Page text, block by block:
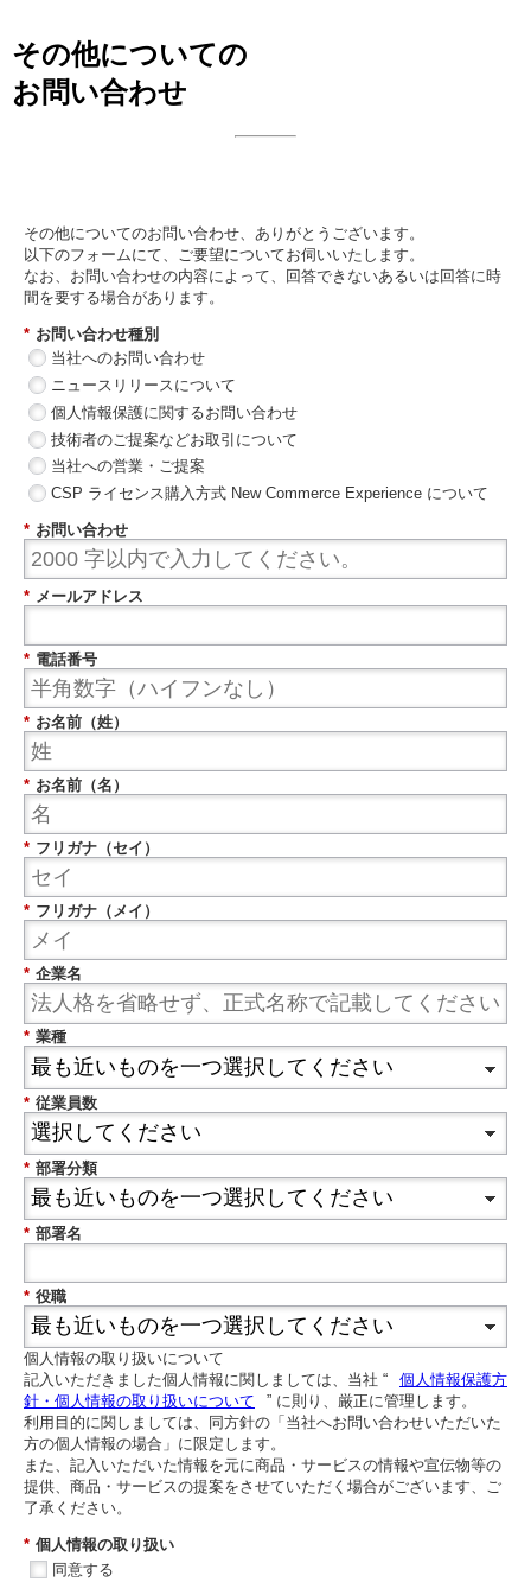
その他についての
お問い合わせ
その他についてのお問い合わせ、ありがとうございます。
以下のフォームにて、ご要望についてお伺いいたします。
なお、お問い合わせの内容によって、回答できないあるいは回答に時
間を要する場合があります。
* お問い合わせ種別
当社へのお問い合わせ
ニュースリリースについて
個人情報保護に関するお問い合わせ
技術者のご提案などお取引について
当社への営業・ご提案
CSP ライセンス購入方式 New Commerce Experience について
* お問い合わせ
* メールアドレス
* 電話番号
* お名前（姓）
* お名前（名）
* フリガナ（セイ）
* フリガナ（メイ）
* 企業名
* 業種
* 従業員数
* 部署分類
* 部署名
* 役職
個人情報の取り扱いについて
記入いただきました個人情報に関しましては、当社 “
個人情報保護方
針・個人情報の取り扱いについて
” に則り、厳正に管理します。
利用目的に関しましては、同方針の「当社へお問い合わせいただいた
方の個人情報の場合」に限定します。
また、記入いただいた情報を元に商品・サービスの情報や宣伝物等の
提供、商品・サービスの提案をさせていただく場合がございます、ご
了承ください。
* 個人情報の取り扱い
同意する